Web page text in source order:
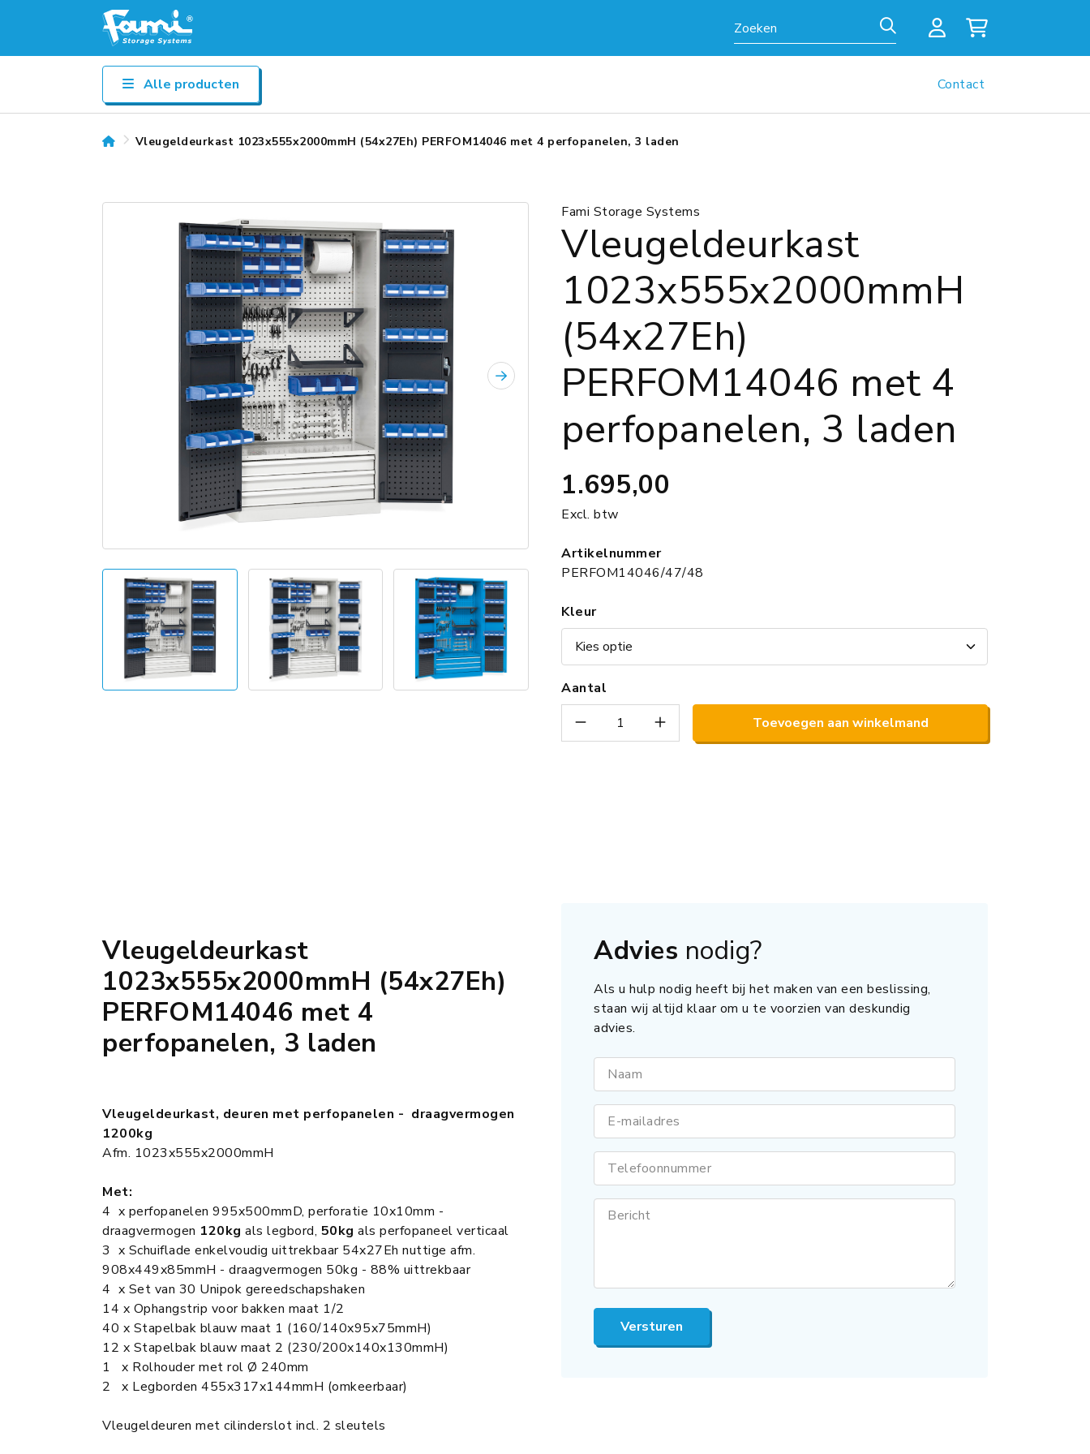
Zoeken
Alle producten Contact
Vleugeldeurkast 1023x555x2000mmH (54x27Eh) PERFOM14046 met 4 perfopanelen, 3 laden
Fami Storage Systems
Vleugeldeurkast
1023x555x2000mmH
(54x27Eh)
PERFOM14046 met 4
perfopanelen, 3 laden
1.695,00
Excl. btw
Artikelnummer
PERFOM14046/47/48
Kleur
Aantal
Toevoegen aan winkelmand
Vleugeldeurkast
1023x555x2000mmH (54x27Eh)
PERFOM14046 met 4
perfopanelen, 3 laden
Vleugeldeurkast, deuren met perfopanelen - draagvermogen
1200kg
Afm. 1023x555x2000mmH
Met:
4 x perfopanelen 995x500mmD, perforatie 10x10mm -
draagvermogen 120kg als legbord, 50kg als perfopaneel verticaal
3 x Schuiflade enkelvoudig uittrekbaar 54x27Eh nuttige afm.
908x449x85mmH - draagvermogen 50kg - 88% uittrekbaar
4 x Set van 30 Unipok gereedschapshaken
14 x Ophangstrip voor bakken maat 1/2
40 x Stapelbak blauw maat 1 (160/140x95x75mmH)
12 x Stapelbak blauw maat 2 (230/200x140x130mmH)
1 x Rolhouder met rol Ø 240mm
2 x Legborden 455x317x144mmH (omkeerbaar)
Vleugeldeuren met cilinderslot incl. 2 sleutels
Advies nodig?
Als u hulp nodig heeft bij het maken van een beslissing,
staan wij altijd klaar om u te voorzien van deskundig
advies.
Naam
E-mailadres
Telefoonnummer
Bericht
Versturen